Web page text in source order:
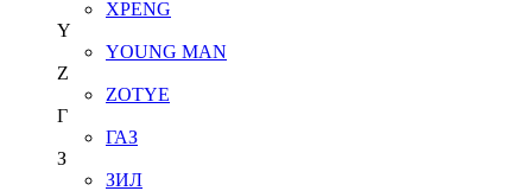
XPENG
Y
YOUNG MAN
Z
ZOTYE
Г
ГАЗ
З
ЗИЛ